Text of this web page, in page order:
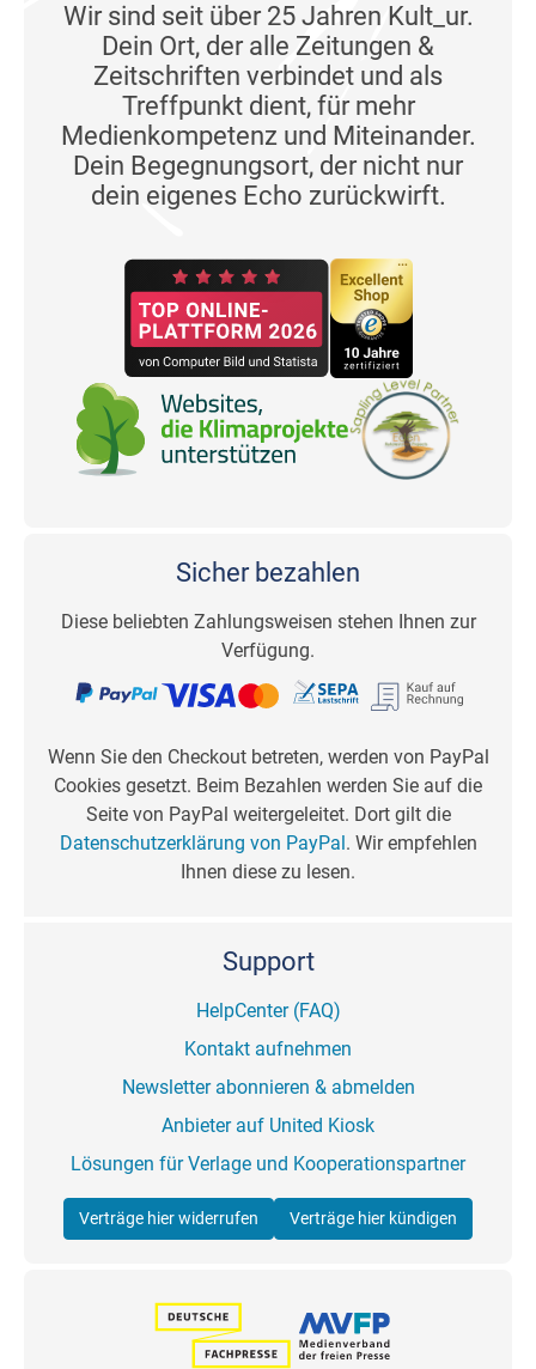
Wir sind seit über 25 Jahren Kult_ur.
Dein Ort, der alle Zeitungen &
Zeitschriften verbindet und als
Treffpunkt dient, für mehr
Medienkompetenz und Miteinander.
Dein Begegnungsort, der nicht nur
dein eigenes Echo zurückwirft.
Sicher bezahlen
Diese beliebten Zahlungsweisen stehen Ihnen zur
Verfügung.
Wenn Sie den Checkout betreten, werden von PayPal
Cookies gesetzt. Beim Bezahlen werden Sie auf die
Seite von PayPal weitergeleitet. Dort gilt die
Datenschutzerklärung von PayPal . Wir empfehlen
Ihnen diese zu lesen.
Support
HelpCenter (FAQ)
Kontakt aufnehmen
Newsletter abonnieren & abmelden
Anbieter auf United Kiosk
Lösungen für Verlage und Kooperationspartner
Verträge hier widerrufen Verträge hier kündigen